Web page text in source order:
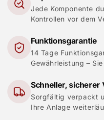
Jede Komponente
Kontrollen vor dem
Funktionsgarantie
14 Tage
Gewährleistung –
Schneller, sicherer
Sorgfältig verpackt
Ihre Anlage